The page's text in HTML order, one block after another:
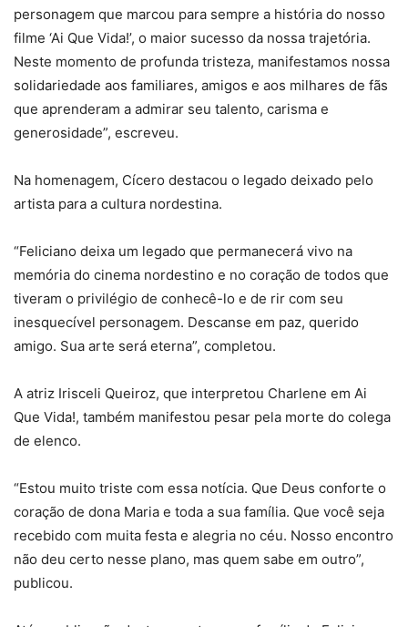
personagem que marcou para sempre a história do nosso
filme ‘Ai Que Vida!’, o maior sucesso da nossa trajetória.
Neste momento de profunda tristeza, manifestamos nossa
solidariedade aos familiares, amigos e aos milhares de fãs
que aprenderam a admirar seu talento, carisma e
generosidade”, escreveu.
Na homenagem, Cícero destacou o legado deixado pelo
artista para a cultura nordestina.
“Feliciano deixa um legado que permanecerá vivo na
memória do cinema nordestino e no coração de todos que
tiveram o privilégio de conhecê-lo e de rir com seu
inesquecível personagem. Descanse em paz, querido
amigo. Sua arte será eterna”, completou.
A atriz Irisceli Queiroz, que interpretou Charlene em Ai
Que Vida!, também manifestou pesar pela morte do colega
de elenco.
“Estou muito triste com essa notícia. Que Deus conforte o
coração de dona Maria e toda a sua família. Que você seja
recebido com muita festa e alegria no céu. Nosso encontro
não deu certo nesse plano, mas quem sabe em outro”,
publicou.